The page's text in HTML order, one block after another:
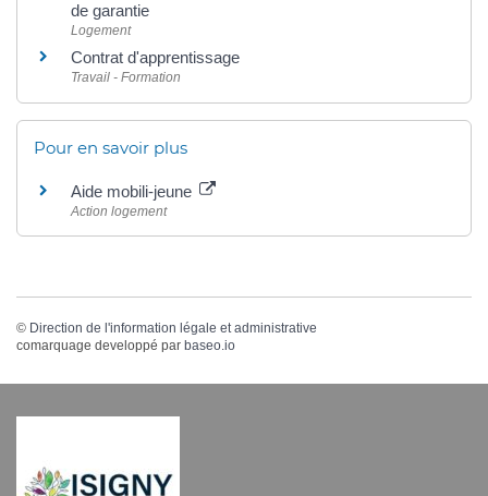
de garantie
Logement
Contrat d'apprentissage
Travail - Formation
Pour en savoir plus
Aide mobili-jeune
Action logement
© Direction de l'information légale et administrative
comarquage developpé par baseo.io